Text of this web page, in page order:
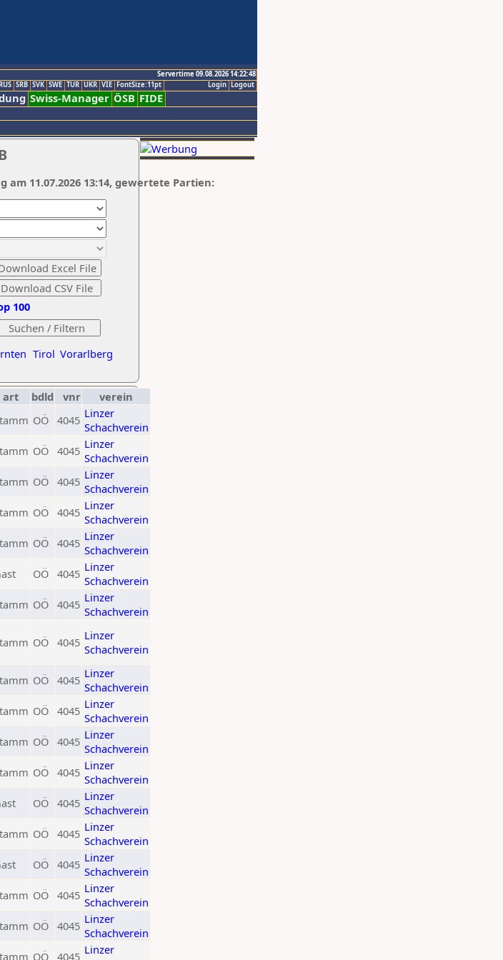
Servertime 09.08.2026 14:22:48
Logout
Login
SRB SVK SWE TUR UKR VIE FontSize:11pt
Swiss-Manager ÖSB FIDE
Tirol Vorarlberg
100
am 11.07.2026 13:14, gewertete Partien:
art bdld vnr
verein
OÖ 4045 Linzer
Schachverein
OÖ 4045 Linzer
Schachverein
OÖ 4045 Linzer
Schachverein
OÖ 4045 Linzer
Schachverein
OÖ 4045 Linzer
Schachverein
OÖ 4045 Linzer
Schachverein
OÖ 4045 Linzer
Schachverein
OÖ 4045 Linzer
Schachverein
OÖ 4045 Linzer
Schachverein
OÖ 4045 Linzer
Schachverein
OÖ 4045 Linzer
Schachverein
OÖ 4045 Linzer
Schachverein
OÖ 4045 Linzer
Schachverein
OÖ 4045 Linzer
Schachverein
OÖ 4045 Linzer
Schachverein
OÖ 4045 Linzer
Schachverein
OÖ 4045 Linzer
Schachverein
OÖ 4045 Linzer